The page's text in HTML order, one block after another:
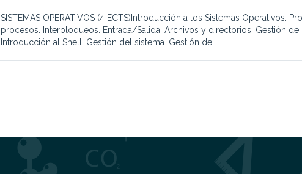
SISTEMAS OPERATIVOS (4 ECTS)Introducción a los Sistemas Operativos.
procesos. Interbloqueos. Entrada/Salida. Archivos y directorios. Gestión de
Introducción al Shell. Gestión del sistema. Gestión de...